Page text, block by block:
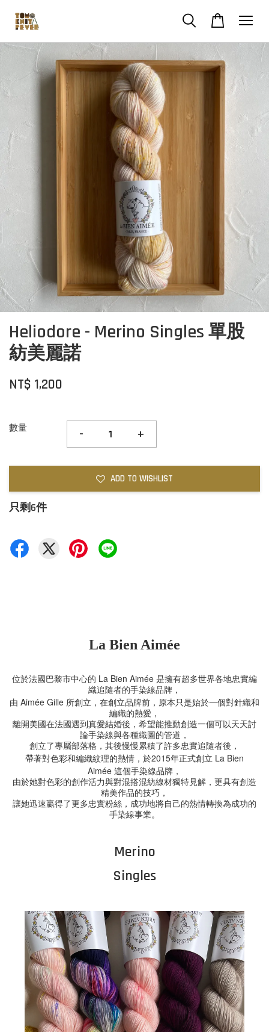
Heliodore - Merino Singles 單股
紡美麗諾
NT$ 1,200
數量 - +
ADD TO WISHLIST
只剩6件
La Bien Aimée
位於法國巴黎市中心的 La Bien Aimée 是擁有超多世界各地忠實編
織追隨者的手染線品牌，
由 Aimée Gille 所創立，在創立品牌前，原本只是始於一個對針織和
編織的熱愛，
離開美國在法國遇到真愛結婚後，希望能推動創造一個可以天天討
論手染線與各種織圖的管道，
創立了專屬部落格，其後慢慢累積了許多忠實追隨者後，
帶著對色彩和編織紋理的熱情，於2015年正式創立 La Bien
Aimée 這個手染線品牌，
由於她對色彩的創作活力與對混搭混紡線材獨特見解，更具有創造
精美作品的技巧，
讓她迅速贏得了更多忠實粉絲，成功地將自己的熱情轉換為成功的
手染線事業。
Merino
Singles